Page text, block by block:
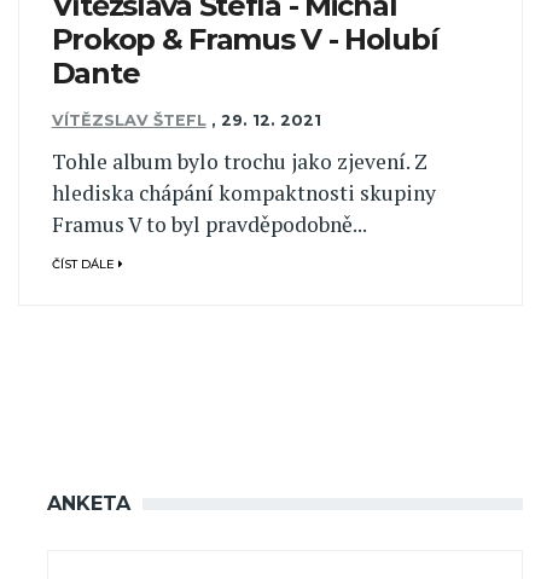
Prokop & Framus V - Holubí
Dante
VÍTĚZSLAV ŠTEFL , 29. 12. 2021
Tohle album bylo trochu jako zjevení. Z
hlediska chápání kompaktnosti skupiny
Framus V to byl pravděpodobně...
ČÍST DÁLE
ANKETA